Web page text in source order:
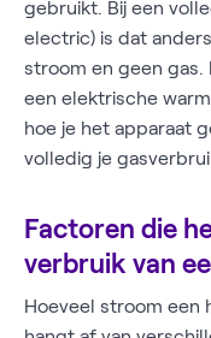
gebruikt. Bij een
electric) is dat
stroom en geen gas.
een elektrische
hoe je het apparaat
volledig je
Factoren die
verbruik van
Hoeveel stroom een